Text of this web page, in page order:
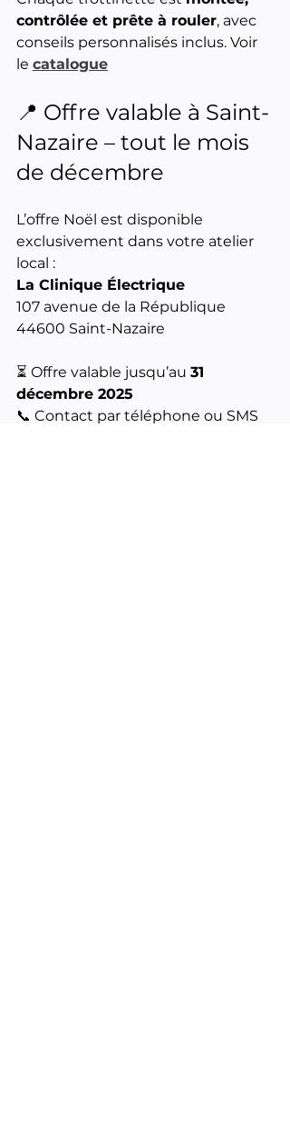
contrôlée et prête à rouler, avec
conseils personnalisés inclus. Voir
le catalogue
📍 Offre valable à Saint-
Nazaire – tout le mois
de décembre
L’offre Noël est disponible
exclusivement dans votre atelier
local :
La Clinique Électrique
107 avenue de la République
44600 Saint-Nazaire
⏳ Offre valable jusqu’au 31
décembre 2025
📞 Contact par téléphone ou SMS